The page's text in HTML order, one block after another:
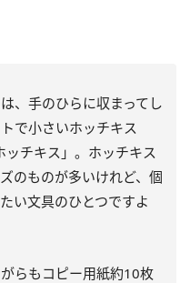
、手のひらに収まってし
で小さいホッチキス
ッチキス」。ホッチキス
のものが多いけれど、個
い文具のひとつですよ
らもコピー用紙約10枚